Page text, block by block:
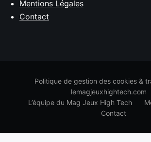
Mentions Légales
Contact
Politique de gestion des cookies &
lemagjeuxhightech.com
L’équipe du Mag Jeux High Tech
Contact